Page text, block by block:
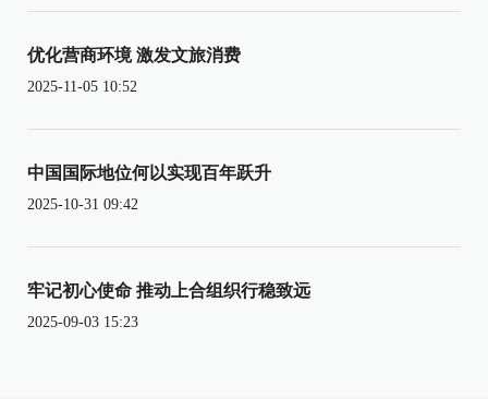
优化营商环境 激发文旅消费
2025-11-05 10:52
中国国际地位何以实现百年跃升
2025-10-31 09:42
牢记初心使命 推动上合组织行稳致远
2025-09-03 15:23